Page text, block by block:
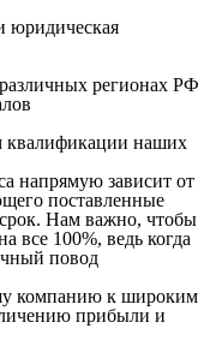
юридическая
регионах РФ
квалификации наших
напрямую зависит от
поставленные
Нам важно, чтобы
все 100%, ведь когда
повод
компанию к широким
прибыли и